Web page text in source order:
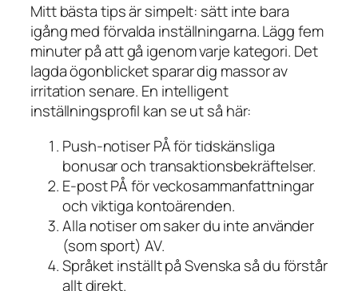
Mitt bästa tips är simpelt: sätt inte bara
igång med förvalda inställningarna. Lägg fem
minuter på att gå igenom varje kategori. Det
lagda ögonblicket sparar dig massor av
irritation senare. En intelligent
inställningsprofil kan se ut så här:
Push-notiser PÅ för tidskänsliga
bonusar och transaktionsbekräftelser.
E-post PÅ för veckosammanfattningar
och viktiga kontoärenden.
Alla notiser om saker du inte använder
(som sport) AV.
Språket inställt på Svenska så du förstår
allt direkt.